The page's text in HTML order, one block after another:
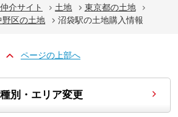
介サイト 土地
東京都の土地
野区の土地 沼袋駅の土地購入情報
ページの上部へ
種別・エリア変更